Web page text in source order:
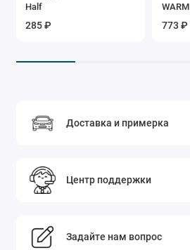
Half
285 ₽
WARM
773 ₽
Доставка и примерка
Центр поддержки
Задайте нам вопрос